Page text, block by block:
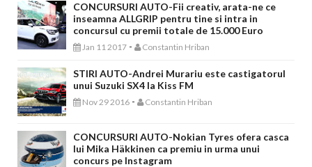
CONCURSURI AUTO-Fii creativ, arata-ne ce
inseamna ALLGRIP pentru tine si intra in
concursul cu premii totale de 15.000 Euro
Jan 11 2017 - Constantin Hriban
STIRI AUTO-Andrei Murariu este castigatorul
unui Suzuki SX4 la Kiss FM
Nov 29 2016 - Constantin Hriban
CONCURSURI AUTO-Nokian Tyres ofera casca
lui Mika Häkkinen ca premiu in urma unui
concurs pe Instagram